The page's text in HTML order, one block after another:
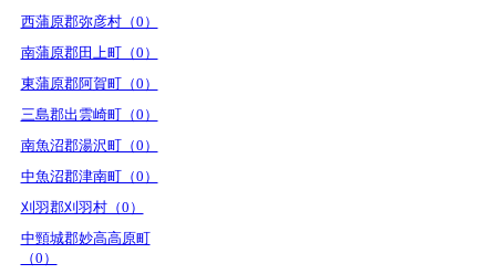
西蒲原郡弥彦村（0）
南蒲原郡田上町（0）
東蒲原郡阿賀町（0）
三島郡出雲崎町（0）
南魚沼郡湯沢町（0）
中魚沼郡津南町（0）
刈羽郡刈羽村（0）
中頸城郡妙高高原町
（0）